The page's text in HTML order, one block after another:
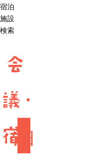
宿泊
施設
検索
会
議・
宿
泊